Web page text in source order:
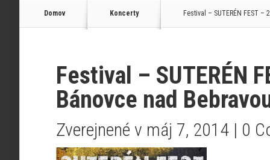
Domov Koncerty Festival – SUTERÉN FEST
Festival – SUTERÉN
Bánovce nad
Zverejnené v máj 7, 2014 | 0